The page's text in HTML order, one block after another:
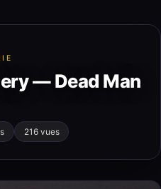
— Dead Man
216 vues